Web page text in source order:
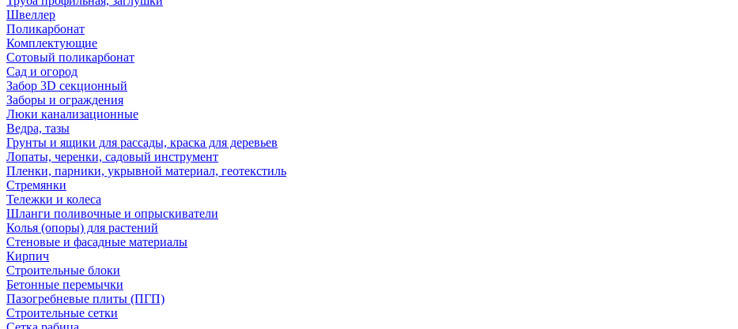
Швеллер
Поликарбонат
Комплектующие
Сотовый поликарбонат
Сад и огород
Забор 3D секционный
Заборы и ограждения
Люки канализационные
Ведра, тазы
Грунты и ящики для рассады, краска для деревьев
Лопаты, черенки, садовый инструмент
Пленки, парники, укрывной материал, геотекстиль
Стремянки
Тележки и колеса
Шланги поливочные и опрыскиватели
Колья (опоры) для растений
Стеновые и фасадные материалы
Кирпич
Строительные блоки
Бетонные перемычки
Пазогребневые плиты (ПГП)
Строительные сетки